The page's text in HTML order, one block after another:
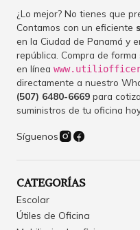
¿Lo mejor? No tienes que
Contamos con un eficiente
en la Ciudad de Panamá y
república. Compra de
en línea
directamente a nuestro
(507) 6480-6669 para
suministros de tu oficina
Síguenos
CATEGORÍAS
Escolar
Útiles de Oficina